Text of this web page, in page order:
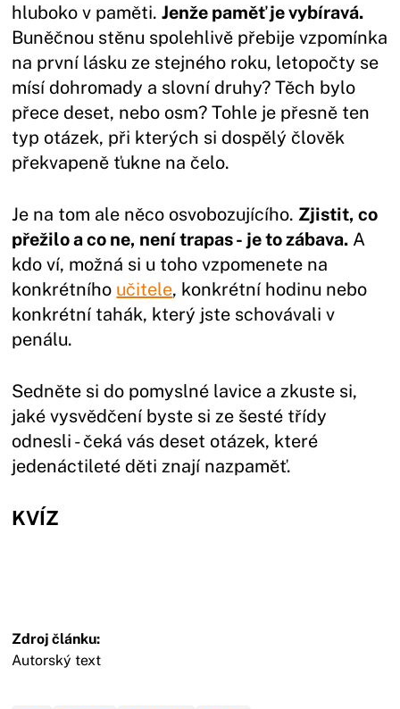
hluboko v paměti.Jenže paměť je vybíravá.
Buněčnou stěnu spolehlivě přebije vzpomínka
na první lásku ze stejného roku, letopočty se
mísí dohromady a slovní druhy? Těch bylo
přece deset, nebo osm? Tohle je přesně ten
typ otázek, při kterých si dospělý člověk
překvapeně ťukne na čelo.
Je na tom ale něco osvobozujícího. Zjistit, co
přežilo a co ne, není trapas - je to zábava. A
kdo ví, možná si u toho vzpomenete na
konkrétního učitele, konkrétní hodinu nebo
konkrétní tahák, který jste schovávali v
penálu.
Sedněte si do pomyslné lavice a zkuste si,
jaké vysvědčení byste si ze šesté třídy
odnesli - čeká vás deset otázek, které
jedenáctileté děti znají nazpaměť.
KVÍZ
Zdroj článku:
Autorský text